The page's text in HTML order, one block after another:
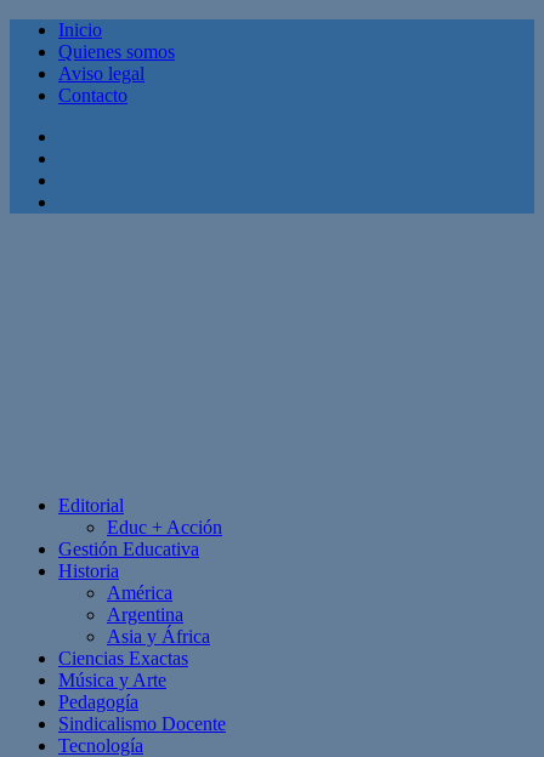
Inicio
Quienes somos
Aviso legal
Contacto
Editorial
Educ + Acción
Gestión Educativa
Historia
América
Argentina
Asia y África
Ciencias Exactas
Música y Arte
Pedagogía
Sindicalismo Docente
Tecnología